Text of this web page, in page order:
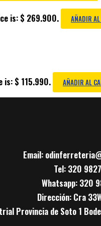
is: $ 269.900. AÑADIR
is: $ 115.990. AÑADIR AL
Email:
Tel: 320
Whatsapp: 320
Dirección: Cra
Provincia de Soto 1